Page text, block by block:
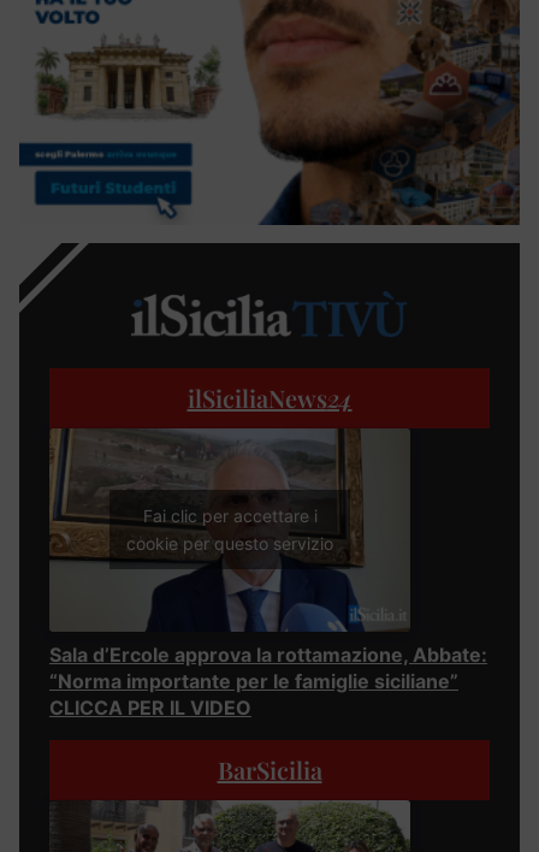
ilSiciliaNews24
Fai clic per accettare i
cookie per questo servizio
Sala d’Ercole approva la rottamazione, Abbate:
“Norma importante per le famiglie siciliane”
CLICCA PER IL VIDEO
BarSicilia